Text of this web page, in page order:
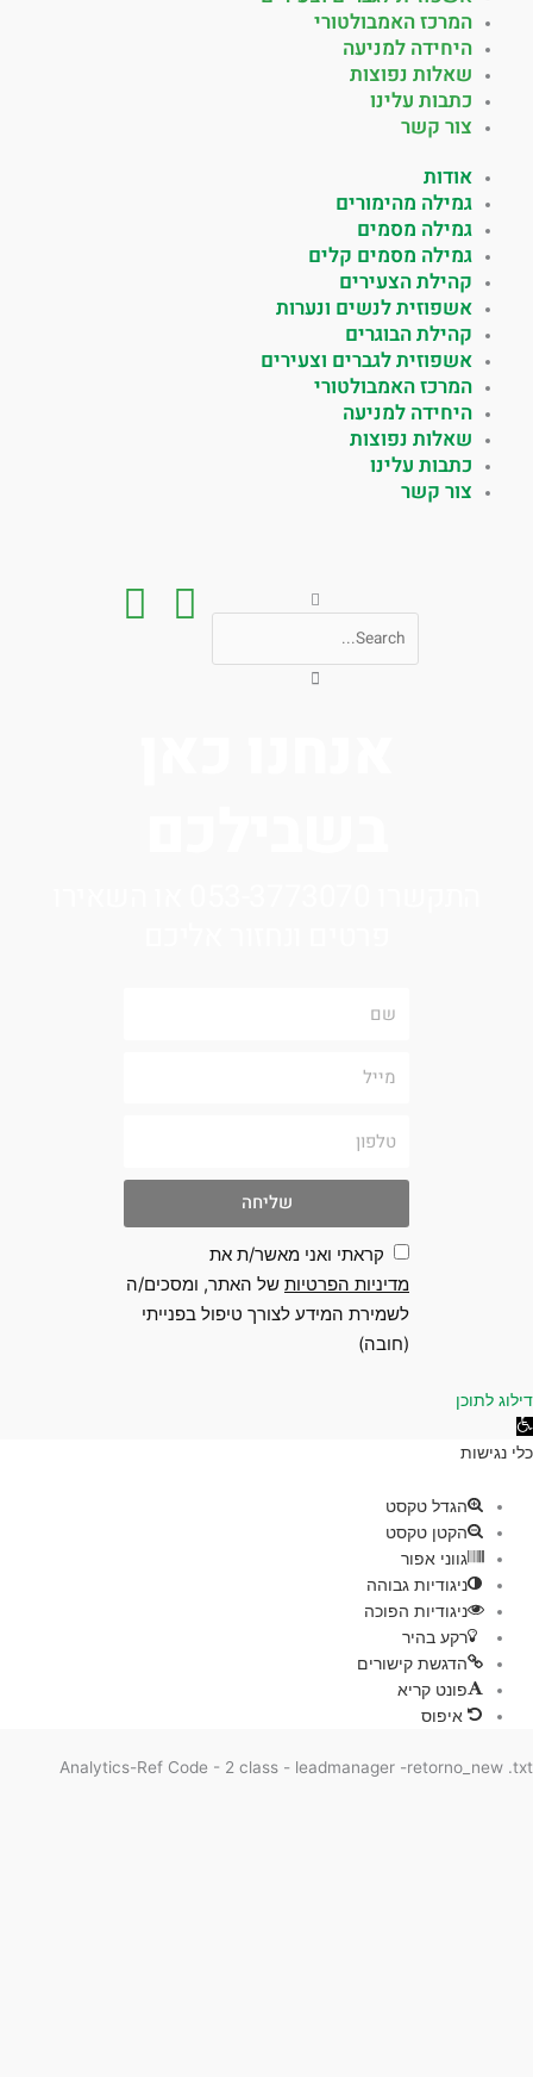
המרכז האמבולטורי
היחידה למניעה
שאלות נפוצות
כתבות עלינו
צור קשר
אודות
גמילה מהימורים
גמילה מסמים
גמילה מסמים קלים
קהילת הצעירים
אשפוזית לנשים ונערות
קהילת הבוגרים
אשפוזית לגברים וצעירים
המרכז האמבולטורי
היחידה למניעה
שאלות נפוצות
כתבות עלינו
צור קשר
שליחה
קראתי ואני מאשר/ת את
מדיניות הפרטיותשל האתר, ומסכים/ה
לשמירת המידע לצורך טיפול בפנייתי
(חובה)
לתוכן
הגדל טקסט
הקטן טקסט
גווני אפור
ניגודיות גבוהה
ניגודיות הפוכה
רקע בהיר
הדגשת קישורים
פונט קריא
איפוס
Analytics-Ref Code - 2 class - leadmanager -